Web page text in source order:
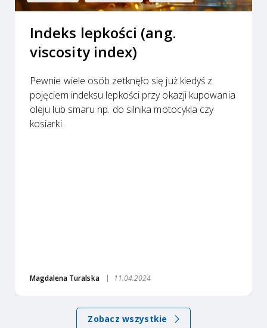
Indeks lepkości (ang.
viscosity index)
Pewnie wiele osób zetknęło się już kiedyś z
pojęciem indeksu lepkości przy okazji kupowania
oleju lub smaru np. do silnika motocykla czy
kosiarki.
Magdalena Turalska 11.04.2024
Zobacz wszystkie